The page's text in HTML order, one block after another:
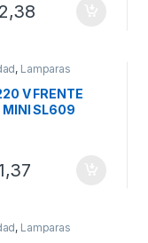
2,38
, Lamparas
V FRENTE
MINI SL609
, Lamparas